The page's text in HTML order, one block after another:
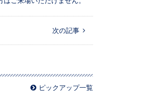
次の記事 
ピックアップ一覧